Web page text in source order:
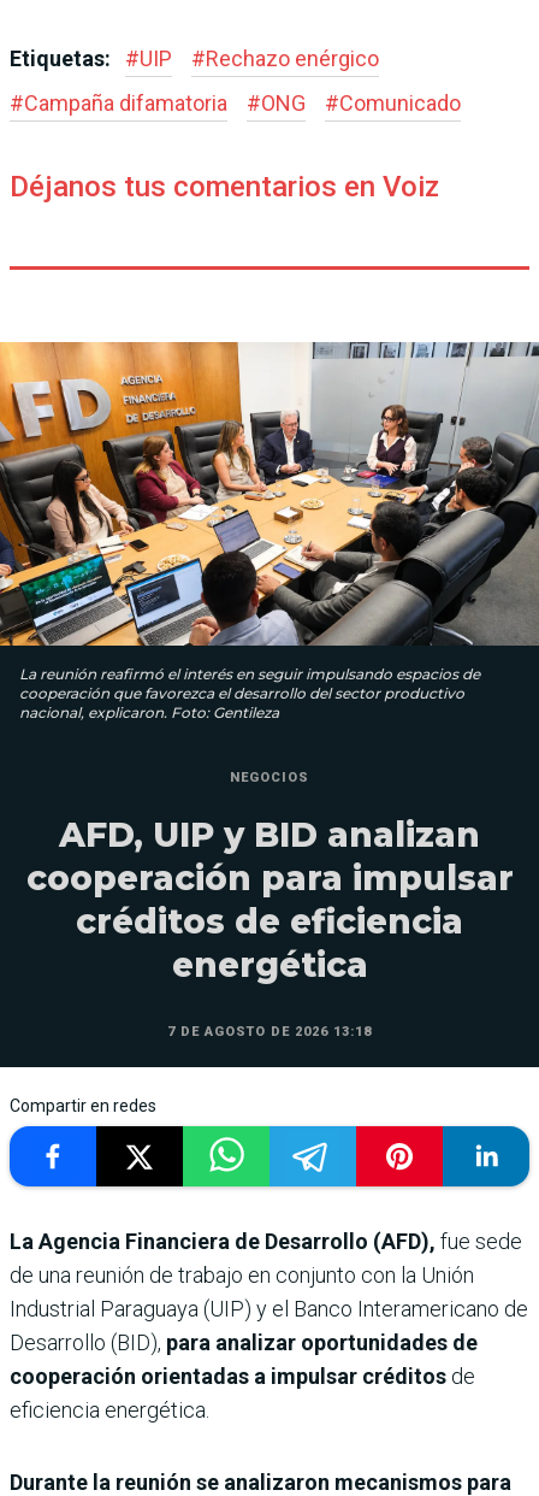
Etiquetas: #UIP #Rechazo enérgico
#Campaña difamatoria #ONG #Comunicado
Déjanos tus comentarios en Voiz
La reunión reafirmó el interés en seguir impulsando espacios de
cooperación que favorezca el desarrollo del sector productivo
nacional, explicaron. Foto: Gentileza
NEGOCIOS
AFD, UIP y BID analizan
cooperación para impulsar
créditos de eficiencia
energética
7 DE AGOSTO DE 2026 13:18
Compartir en redes
La Agencia Financiera de Desarrollo (AFD), fue sede
de una reunión de trabajo en conjunto con la Unión
Industrial Paraguaya (UIP) y el Banco Interamericano de
Desarrollo (BID), para analizar oportunidades de
cooperación orientadas a impulsar créditos de
eficiencia energética.
Durante la reunión se analizaron mecanismos para